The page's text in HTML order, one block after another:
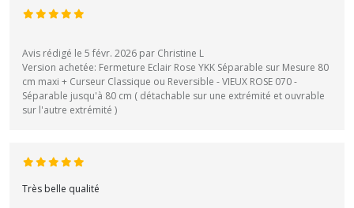
Avis rédigé le 5 févr. 2026 par Christine L
Version achetée: Fermeture Eclair Rose YKK Séparable sur Mesure 80
cm maxi + Curseur Classique ou Reversible - VIEUX ROSE 070 -
Séparable jusqu'à 80 cm ( détachable sur une extrémité et ouvrable
sur l'autre extrémité )
Très belle qualité